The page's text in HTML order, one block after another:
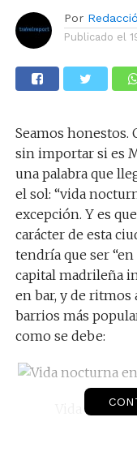
Por
Publicado el
Seamos honestos.
sin importar si es
una palabra que
el sol: “vida
excepción. Y es
carácter de esta
tendría que ser
capital madrileña
en bar, y de ritmos
barrios más
como se debe:
Vida